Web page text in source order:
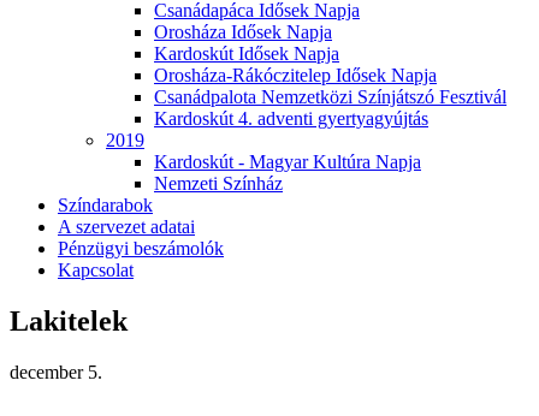
Csanádapáca Idősek Napja
Orosháza Idősek Napja
Kardoskút Idősek Napja
Orosháza-Rákóczitelep Idősek Napja
Csanádpalota Nemzetközi Színjátszó Fesztivál
Kardoskút 4. adventi gyertyagyújtás
2019
Kardoskút - Magyar Kultúra Napja
Nemzeti Színház
Színdarabok
A szervezet adatai
Pénzügyi beszámolók
Kapcsolat
Lakitelek
december 5.